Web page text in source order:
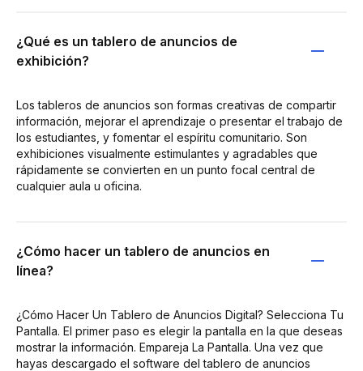
¿Qué es un tablero de anuncios de
exhibición?
Los tableros de anuncios son formas creativas de compartir
información, mejorar el aprendizaje o presentar el trabajo de
los estudiantes, y fomentar el espíritu comunitario. Son
exhibiciones visualmente estimulantes y agradables que
rápidamente se convierten en un punto focal central de
cualquier aula u oficina.
¿Cómo hacer un tablero de anuncios en
línea?
¿Cómo Hacer Un Tablero de Anuncios Digital? Selecciona Tu
Pantalla. El primer paso es elegir la pantalla en la que deseas
mostrar la información. Empareja La Pantalla. Una vez que
hayas descargado el software del tablero de anuncios